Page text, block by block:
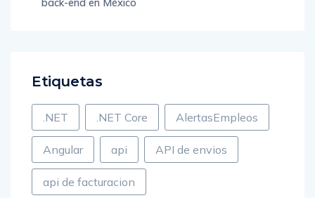
Etiquetas
.NET .NET Core AlertasEmpleos
Angular api API de envios
api de facturacion